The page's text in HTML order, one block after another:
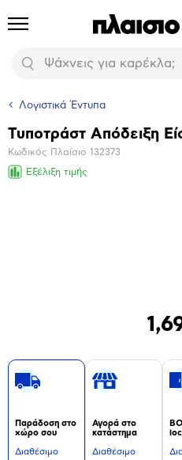
Προϊόντα
Αναζήτηση
Λογιστικά Έντυπα
Βασικά
χαρακτηριστικά
Τυποτράστ Απόδειξη
Κωδικός Πλαίσιο 132373
Εξέλιξη τιμής
Παράδοση στο
χώρο σου
Διαθέσιμο
Αγορά στο
κατάστημα
Διαθέσιμο